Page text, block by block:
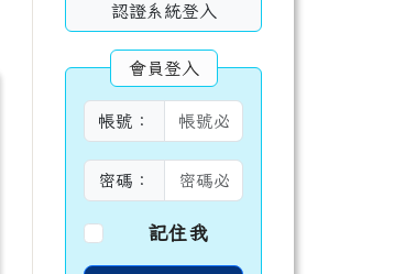
認證系統登入
會員登入
帳號：
密碼：
記住我